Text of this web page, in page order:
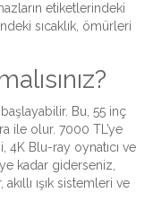
etiketlerindeki
sıcaklık, ömürleri
Bu, 55 inç
ile olur. 7000 TL’ye
4K Blu-ray oynatıcı ve
kadar giderseniz,
ışık sistemleri ve